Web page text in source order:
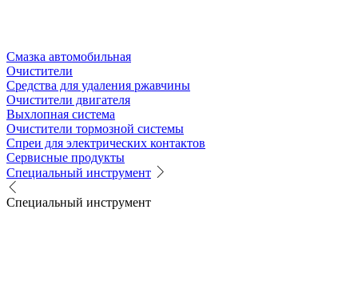
Смазка автомобильная
Очистители
Средства для удаления ржавчины
Очистители двигателя
Выхлопная система
Очистители тормозной системы
Спреи для электрических контактов
Сервисные продукты
Специальный инструмент
Специальный инструмент